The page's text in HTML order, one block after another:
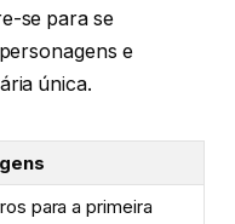
se para se
e
única.
para a primeira